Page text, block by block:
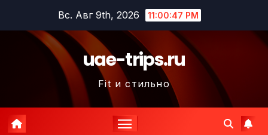
содержимому
Вс. Авг 9th, 2026 11:00:48 PM
uae-trips.ru
Fit и стильно